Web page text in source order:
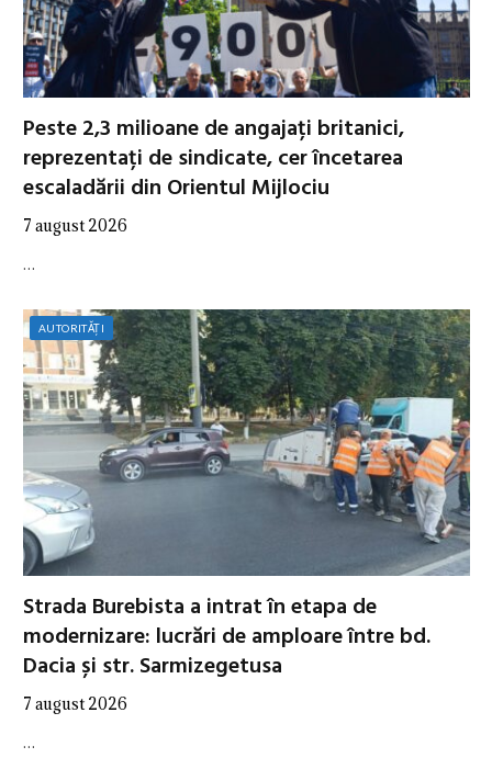
Peste 2,3 milioane de angajați britanici,
reprezentați de sindicate, cer încetarea
escaladării din Orientul Mijlociu
7 august 2026
…
AUTORITĂȚI
Strada Burebista a intrat în etapa de
modernizare: lucrări de amploare între bd.
Dacia și str. Sarmizegetusa
7 august 2026
…